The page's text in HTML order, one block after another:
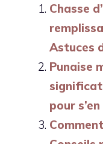
Chasse
Astuces
Punaise
pour